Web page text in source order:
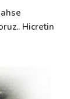
Hicretin